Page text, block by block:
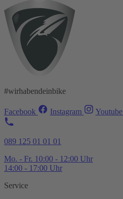
#wirhabendeinbike
Facebook Instagram Youtube
089 125 01 01 01
Mo. - Fr. 10:00 - 12:00 Uhr
14:00 - 17:00 Uhr
Service